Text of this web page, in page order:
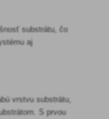
substrátu, čo
aj
vrstvu substrátu,
S prvou